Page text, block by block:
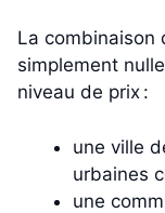
La combinaison
simplement
niveau de prix :
une ville
urbaines
une